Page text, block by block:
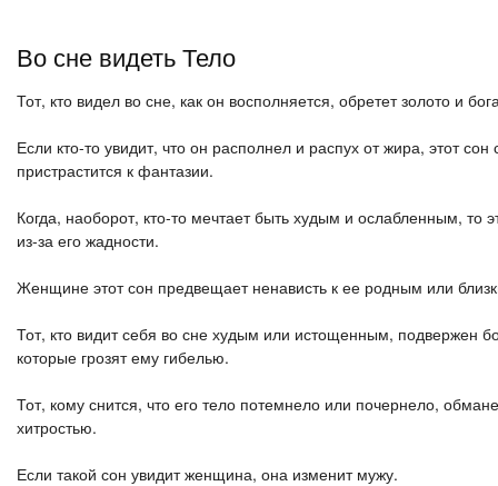
Во сне видеть Тело
Тот, кто видел во сне, как он восполняется, обретет золото и
Если кто-то увидит, что он располнел и распух от жира, этот
пристрастится к фантазии.
Когда, наоборот, кто-то мечтает быть худым и ослабленным, то
из-за его жадности.
Женщине этот сон предвещает ненависть к ее родным или
Тот, кто видит себя во сне худым или истощенным, подвержен
которые грозят ему гибелью.
Тот, кому снится, что его тело потемнело или почернело,
хитростью.
Если такой сон увидит женщина, она изменит мужу.